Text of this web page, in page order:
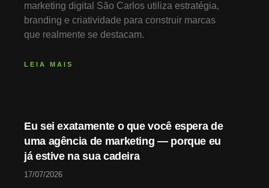
marketing digital São Carlos utiliza estratégia,
branding e criatividade para construir marcas
que realmente se destacam.
LEIA MAIS
Eu sei exatamente o que você espera de
uma agência de marketing — porque eu
já estive na sua cadeira
17/07/2026